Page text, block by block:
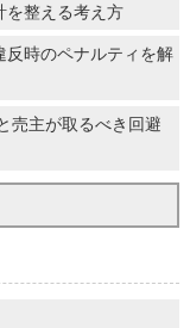
を整える考え方
反時のペナルティを解
売主が取るべき回避